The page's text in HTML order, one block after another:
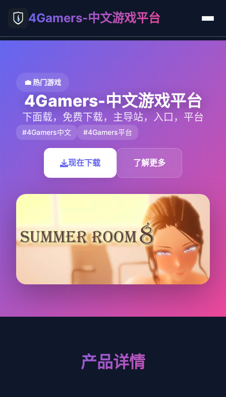
4Gamers-中文游戏平台
💼 热门游戏
4Gamers-中文游戏平台
下面载，免费下载，主导站，入口，平台
#4Gamers中文 #4Gamers平台
现在下载 了解更多
产品详情